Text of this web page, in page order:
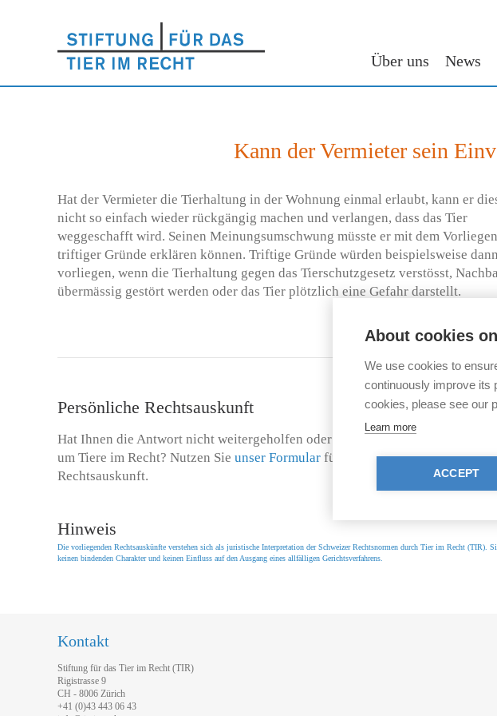
Über uns News
Kann der Vermieter sein
Hat der Vermieter die Tierhaltung in der Wohnung einmal erlaubt, kann er
nicht so einfach wieder rückgängig machen und verlangen, dass das Tier
weggeschafft wird. Seinen Meinungsumschwung müsste er mit dem Vorliegen
triftiger Gründe erklären können. Triftige Gründe würden beispielsweise dann
vorliegen, wenn die Tierhaltung gegen das Tierschutzgesetz verstösst,
übermässig gestört werden oder das Tier plötzlich eine Gefahr darstellt.
Persönliche Rechtsauskunft
Hat Ihnen die Antwort nicht weitergeholfen oder haben Sie weitere Fragen
um Tiere im Recht? Nutzen Sie unser Formular für eine kostenlose
Rechtsauskunft.
Hinweis
Die vorliegenden Rechtsauskünfte verstehen sich als juristische Interpretation der Schweizer Rechtsnormen durch Tier im Recht (TIR).
keinen bindenden Charakter und keinen Einfluss auf den Ausgang eines allfälligen Gerichtsverfahrens.
Kontakt
Stiftung für das Tier im Recht (TIR)
Rigistrasse 9
CH - 8006 Zürich
+41 (0)43 443 06 43
About cookies
We use cookies to
continuously improve its
cookies, please see our
Learn more
ACCEPT